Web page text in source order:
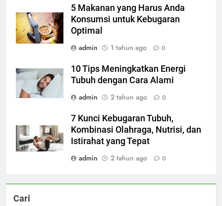
5 Makanan yang Harus Anda
Konsumsi untuk Kebugaran
Optimal
admin
1 tahun ago 0
10 Tips Meningkatkan Energi
Tubuh dengan Cara Alami
admin
2 tahun ago 0
7 Kunci Kebugaran Tubuh,
Kombinasi Olahraga, Nutrisi, dan
Istirahat yang Tepat
admin
2 tahun ago 0
Cari